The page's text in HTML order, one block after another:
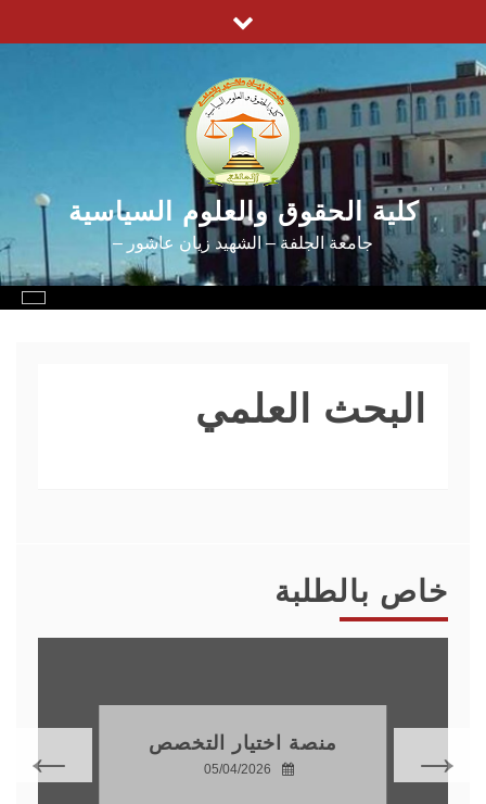
to
content
كلية الحقوق والعلوم السياسية
جامعة الجلفة – الشهيد زيان عاشور –
البحث العلمي
خاص بالطلبة
منصة اختيار التخصص
05/04/2026